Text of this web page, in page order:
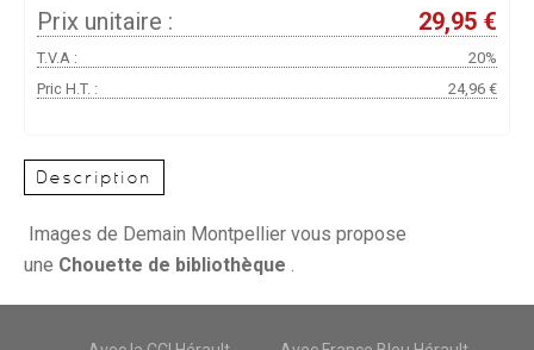
Prix unitaire : 29,95 €
T.V.A :
20%
Pric H.T. :
24,96 €
Description
Images de Demain Montpellier vous propose
une Chouette de bibliothèque